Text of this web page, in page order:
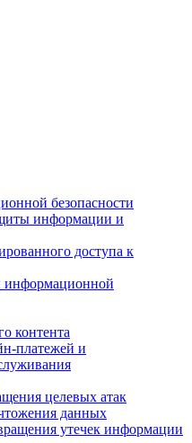
безопасности
информации и
доступа к
информационной
контента
платежей и
целевых атак
данных
утечек информации